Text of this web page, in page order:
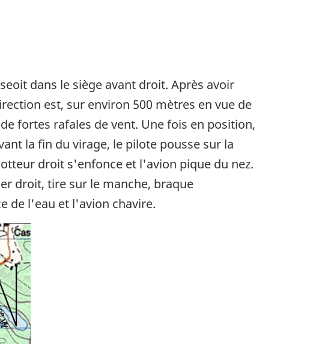
dans le siège avant droit. Après avoir
est, sur environ 500 mètres en vue de
fortes rafales de vent. Une fois en position,
la fin du virage, le pilote pousse sur la
droit s'enfonce et l'avion pique du nez.
droit, tire sur le manche, braque
de l'eau et l'avion chavire.